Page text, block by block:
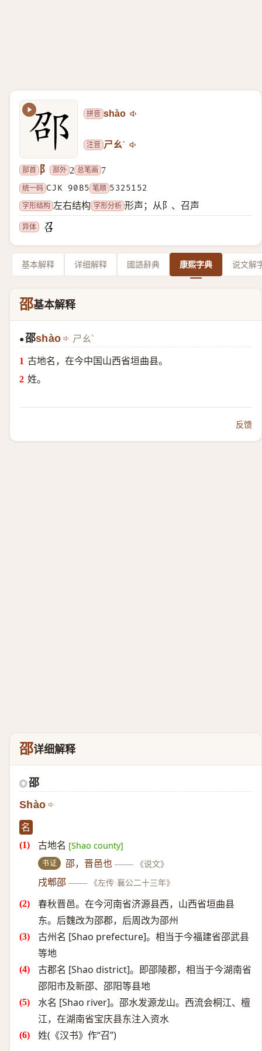
拼音 shào
注音 ㄕㄠˋ
部首 阝 部外 2 总笔画 7
统一码 CJK 90B5 笔顺 5325152
字形结构 左右结构 字形分析 形声；从阝、召声
异体
基本解释 详细解释 國語辭典 康熙字典 说文解
邵基本解释
●邵shào ㄕㄠˋ
古地名，在今中国山西省垣曲县。
姓。
反馈
邵详细解释
◎ 邵
Shào
名
古地名 [Shao county]
书证 邵，晋邑也 —— 《说文》
戌郫邵 —— 《左传·襄公二十三年》
春秋晋邑。在今河南省济源县西，山西省垣曲县
东。后魏改为邵郡，后周改为邵州
古州名 [Shao prefecture]。相当于今福建省邵武县
等地
古郡名 [Shao district]。即邵陵郡，相当于今湖南省
邵阳市及新邵、邵阳等县地
水名 [Shao river]。邵水发源龙山。西流会桐江、檀
江，在湖南省宝庆县东注入资水
姓(《汉书》作“召”)